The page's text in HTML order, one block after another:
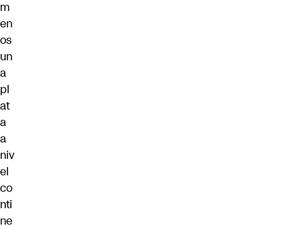
m
en
os
un
a
pl
at
a
a
niv
el
co
nti
ne